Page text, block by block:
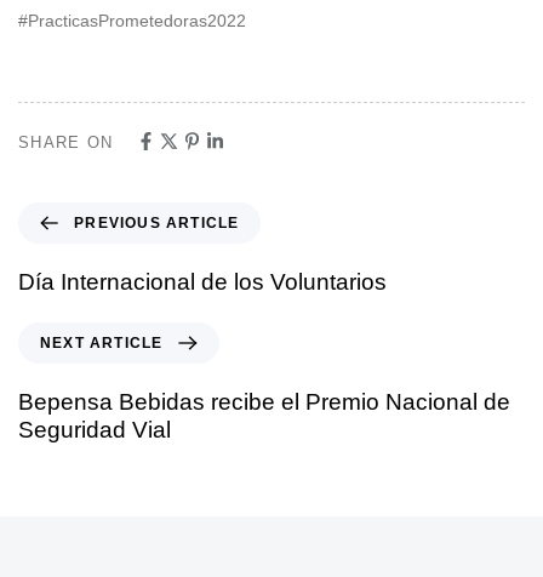
#PracticasPrometedoras2022
SHARE ON
PREVIOUS ARTICLE
Día Internacional de los Voluntarios
NEXT ARTICLE
Bepensa Bebidas recibe el Premio Nacional de
Seguridad Vial